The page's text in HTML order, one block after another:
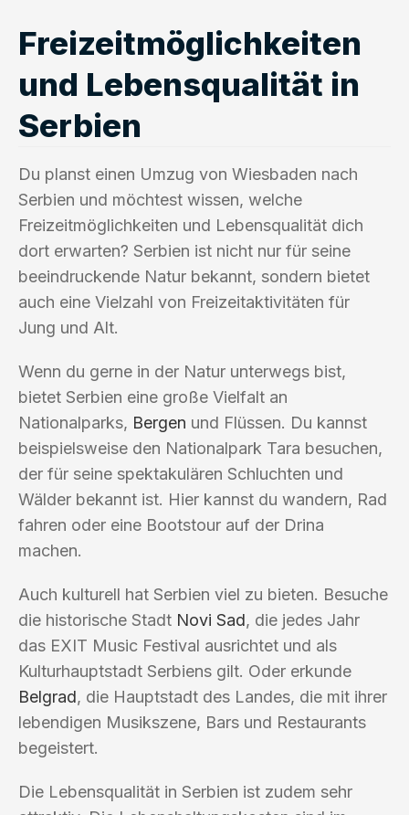
Freizeitmöglichkeiten
und Lebensqualität in
Serbien
Du planst einen Umzug von Wiesbaden nach
Serbien und möchtest wissen, welche
Freizeitmöglichkeiten und Lebensqualität dich
dort erwarten? Serbien ist nicht nur für seine
beeindruckende Natur bekannt, sondern bietet
auch eine Vielzahl von Freizeitaktivitäten für
Jung und Alt.
Wenn du gerne in der Natur unterwegs bist,
bietet Serbien eine große Vielfalt an
Nationalparks, Bergen und Flüssen. Du kannst
beispielsweise den Nationalpark Tara besuchen,
der für seine spektakulären Schluchten und
Wälder bekannt ist. Hier kannst du wandern, Rad
fahren oder eine Bootstour auf der Drina
machen.
Auch kulturell hat Serbien viel zu bieten. Besuche
die historische Stadt Novi Sad, die jedes Jahr
das EXIT Music Festival ausrichtet und als
Kulturhauptstadt Serbiens gilt. Oder erkunde
Belgrad, die Hauptstadt des Landes, die mit ihrer
lebendigen Musikszene, Bars und Restaurants
begeistert.
Die Lebensqualität in Serbien ist zudem sehr